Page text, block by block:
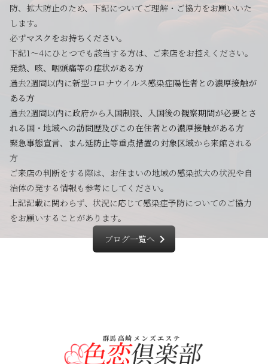
防、拡大防止のため、下記についてご理解・ご協力をお願いいた
します。
必ずマスクをお持ちください。
下記1～4にひとつでも該当する方は、ご来店をお控えください。
発熱、咳、咽頭痛等の症状がある方
過去2週間以内に新型コロナウイルス感染症陽性者との濃厚接触が
ある方
過去2週間以内に政府から 入国制限、入国後の観察期間が必要とさ
れる国・地域への訪問歴及びこの在住者との濃厚接触がある方
緊急事態宣言、まん延防止等重点措置の対象区域から来館される
方
ご来店の判断をする際は、お住まいの地域の感染拡大の状況や自
治体の発する情報も参考にしてください。
上記記載に関わらず、状況に応じて感染症予防についてのご協力
をお願いすることがあります。
ブログ一覧へ chevron_right